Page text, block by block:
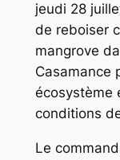
jeudi 28
de reboiser
mangrove
Casamance
écosystème
conditions
Le